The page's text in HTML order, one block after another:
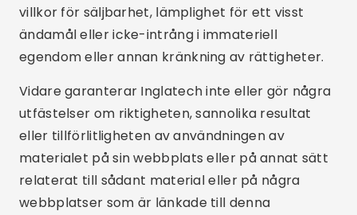
villkor för säljbarhet, lämplighet för ett visst
ändamål eller icke-intrång i immateriell
egendom eller annan kränkning av rättigheter.
Vidare garanterar Inglatech inte eller gör några
utfästelser om riktigheten, sannolika resultat
eller tillförlitligheten av användningen av
materialet på sin webbplats eller på annat sätt
relaterat till sådant material eller på några
webbplatser som är länkade till denna